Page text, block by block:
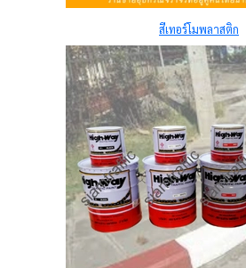
สีเทอร์โมพลาสติก